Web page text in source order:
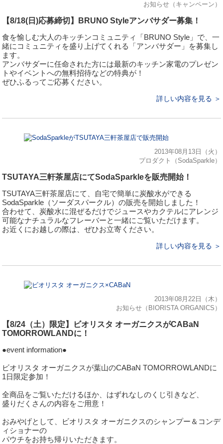
お知らせ（キャンペーン）
【8/18(日)応募締切】BRUNO Styleアンバサダー募集！
食を愉しむ大人のキッチンコミュニティ「BRUNO Style」で、一
緒にコミュニティを盛り上げてくれる「アンバサダー」を募集し
ます。
アンバサダーに任命された方には最新のキッチン家電のプレゼン
トやイベントへの無料招待などの特典が！
ぜひふるってご応募ください。
詳しい内容を見る ＞
2013年08月13日（火）
プロダクト（SodaSparkle）
TSUTAYA三軒茶屋店にてSodaSparkleを販売開始！
TSUTAYA三軒茶屋店にて、自宅で簡単に炭酸水ができる
SodaSparkle（ソーダスパークル）の販売を開始しました！
合わせて、炭酸水に混ぜるだけでジュースやカクテルにアレンジ
可能なナチュラルなフレーバーと一緒にご覧いただけます。
お近くにお越しの際は、ぜひお立寄ください。
詳しい内容を見る ＞
2013年08月22日（木）
お知らせ（BIORISTA ORGANICS）
【8/24（土）限定】ビオリスタ オーガニクスがCABaN
TOMORROWLANDに！
●event information●
ビオリスタ オーガニクスが葉山のCABaN TOMORROWLANDに
1日限定参加！
全商品をご覧いただけるほか、はずれなしのくじ引きなど、
盛りだくさんの内容をご用意！
おみやげとして、ビオリスタ オーガニクスのシャンプー＆コンデ
ィショナーの
パウチをお持ち帰りいただきます。